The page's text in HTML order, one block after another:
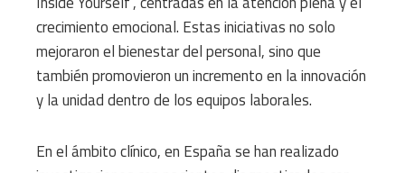
crecimiento emocional. Estas iniciativas no solo
mejoraron el bienestar del personal, sino que
también promovieron un incremento en la innovación
y la unidad dentro de los equipos laborales.
En el ámbito clínico, en España se han realizado